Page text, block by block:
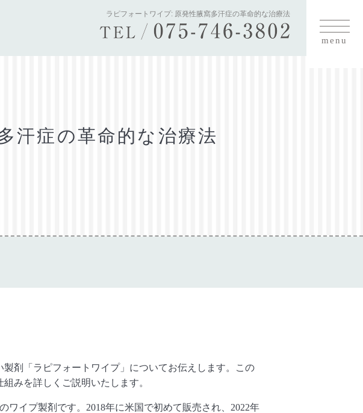
ラピフォートワイプ: 原発性腋窩多汗症の革命的な治療法
toggle
汗症の革命的な治療法
剤「 ラピフォートワイプ」についてお伝えします。この
組みを詳しくご説明いたします。
ワイプ製剤です。2018年に米国で初めて販売され、 2022年